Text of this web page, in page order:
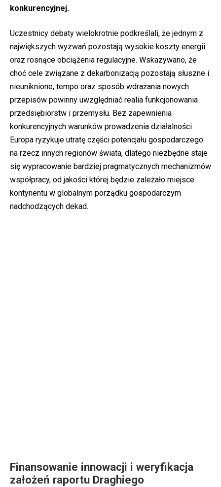
konkurencyjnej.
Uczestnicy debaty wielokrotnie podkreślali, że jednym z
największych wyzwań pozostają wysokie koszty energii
oraz rosnące obciążenia regulacyjne. Wskazywano, że
choć cele związane z dekarbonizacją pozostają słuszne i
nieuniknione, tempo oraz sposób wdrażania nowych
przepisów powinny uwzględniać realia funkcjonowania
przedsiębiorstw i przemysłu. Bez zapewnienia
konkurencyjnych warunków prowadzenia działalności
Europa ryzykuje utratę części potencjału gospodarczego
na rzecz innych regionów świata, dlatego niezbędne staje
się wypracowanie bardziej pragmatycznych mechanizmów
współpracy, od jakości której będzie zależało miejsce
kontynentu w globalnym porządku gospodarczym
nadchodzących dekad.
Finansowanie innowacji i weryfikacja
założeń raportu Draghiego